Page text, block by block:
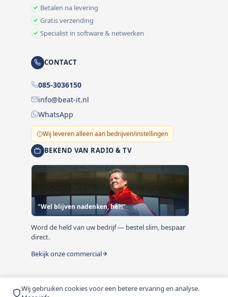
Wij gebruiken cookies voor een betere ervaring en analyse.
Betalen na levering
Gratis verzending
Specialist in software & netwerken
CONTACT
085-3036150
info@beat-it.nl
WhatsApp
Wij leveren alleen aan bedrijven/instellingen
BEKEND VAN RADIO & TV
"Wel blijven nadenken, hè?!"
Word de held van uw bedrijf — bestel slim, bespaar
direct.
Bekijk onze commercial
© 1999-2026 Beat-it.nl. Vermelde prijzen zijn excl. BTW